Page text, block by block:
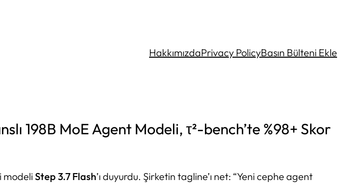
HakkımızdaPrivacy PolicyBasın Bülteni Ekle
198B MoE Agent Modeli, τ²-bench’te %98+ Skor
modeli Step 3.7 Flash’ı duyurdu. Şirketin tagline’ı net: “Yeni cephe agent